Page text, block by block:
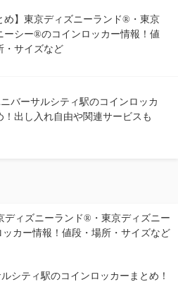
め】東京ディズニーランド®・東京
ーシー®のコインロッカー情報！値
・サイズなど
ニバーサルシティ駅のコインロッカ
！出し入れ自由や関連サービスも
ディズニーランド®・東京ディズニー
カー情報！値段・場所・サイズなど
シティ駅のコインロッカーまとめ！